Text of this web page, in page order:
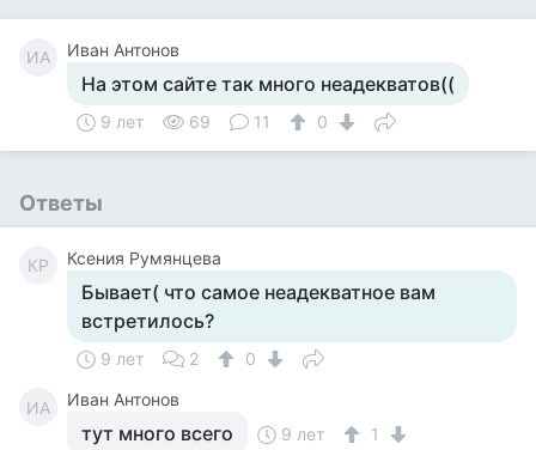
ИА Иван Антонов
На этом сайте так много неадекватов((
9 лет 69 11 0
Ответы
КР Ксения Румянцева
Бывает( что самое неадекватное вам
встретилось?
9 лет 2 0
ИА Иван Антонов
тут много всего 9 лет 1